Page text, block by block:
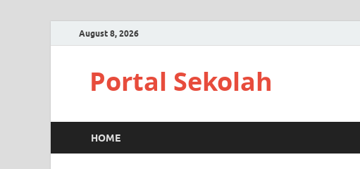
August 8, 2026
Portal Sekolah
HOME